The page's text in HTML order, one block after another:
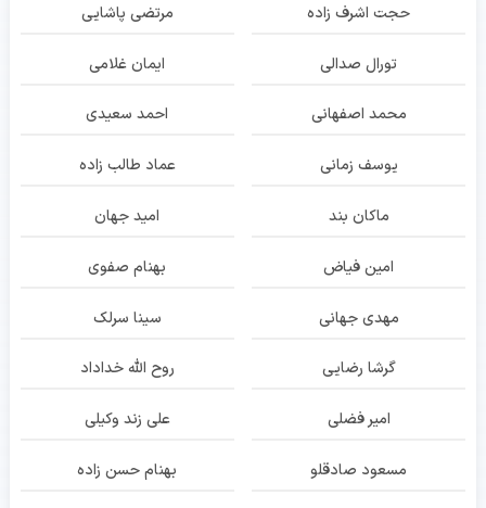
حجت اشرف زاده مرتضی پاشایی
تورال صدالی ایمان غلامی
محمد اصفهانی احمد سعیدی
یوسف زمانی عماد طالب زاده
ماکان بند امید جهان
امین فیاض بهنام صفوی
مهدی جهانی سینا سرلک
گرشا رضایی روح الله خداداد
امیر فضلی علی زند وکیلی
مسعود صادقلو بهنام حسن زاده